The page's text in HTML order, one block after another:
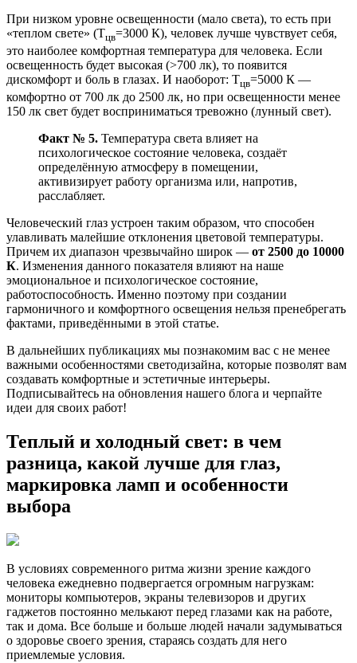
При низком уровне освещенности (мало света), то есть при
«теплом свете» (Тцв=3000 К), человек лучше чувствует себя,
это наиболее комфортная температура для человека. Если
освещенность будет высокая (>700 лк), то появится
дискомфорт и боль в глазах. И наоборот: Тцв=5000 К —
комфортно от 700 лк до 2500 лк, но при освещенности менее
150 лк свет будет восприниматься тревожно (лунный свет).
Факт № 5. Температура света влияет на
психологическое состояние человека, создаёт
определённую атмосферу в помещении,
активизирует работу организма или, напротив,
расслабляет.
Человеческий глаз устроен таким образом, что способен
улавливать малейшие отклонения цветовой температуры.
Причем их диапазон чрезвычайно широк — от 2500 до 10000
К. Изменения данного показателя влияют на наше
эмоциональное и психологическое состояние,
работоспособность. Именно поэтому при создании
гармоничного и комфортного освещения нельзя пренебрегать
фактами, приведёнными в этой статье.
В дальнейших публикациях мы познакомим вас с не менее
важными особенностями светодизайна, которые позволят вам
создавать комфортные и эстетичные интерьеры.
Подписывайтесь на обновления нашего блога и черпайте
идеи для своих работ!
Теплый и холодный свет: в чем
разница, какой лучше для глаз,
маркировка ламп и особенности
выбора
В условиях современного ритма жизни зрение каждого
человека ежедневно подвергается огромным нагрузкам:
мониторы компьютеров, экраны телевизоров и других
гаджетов постоянно мелькают перед глазами как на работе,
так и дома. Все больше и больше людей начали задумываться
о здоровье своего зрения, стараясь создать для него
приемлемые условия.